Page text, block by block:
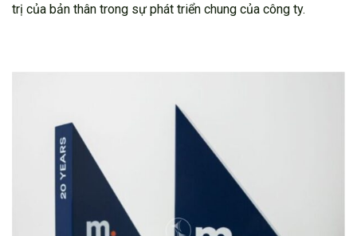
trị của bản thân trong sự phát triển chung của công ty.